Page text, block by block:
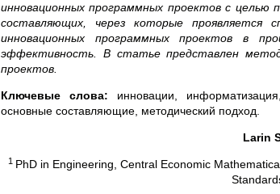
инновационных программных проектов с целью
составляющих, через которые проявляется
инновационных программных проектов в
эффективность. В статье представлен
проектов.
Ключевые слова: инновации,
основные составляющие, методический подход.
Larin
1 PhD in Engineering, Central Economic